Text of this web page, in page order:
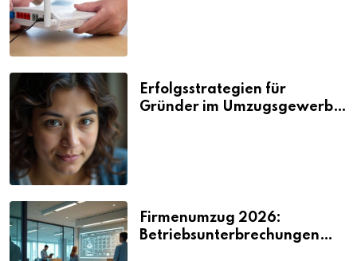
Erfolgsstrategien für
Gründer im Umzugsgewerbe
Firmenumzug 2026:
Betriebsunterbrechungen